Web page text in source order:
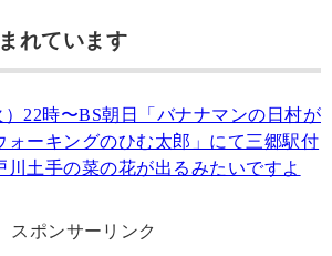
れています
）22時〜BS朝日「バナナマンの日村が
ォーキングのひむ太郎」にて三郷駅付
川土手の菜の花が出るみたいですよ
スポンサーリンク